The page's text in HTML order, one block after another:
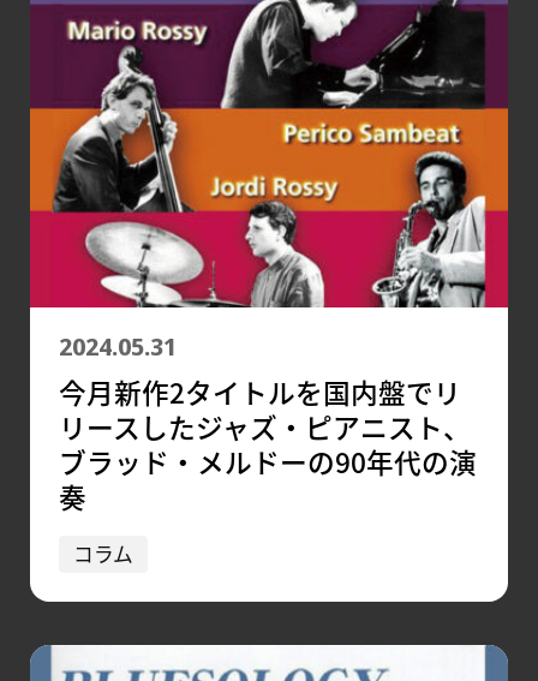
2024.05.31
今月新作2タイトルを国内盤でリ
リースしたジャズ・ピアニスト、
ブラッド・メルドーの90年代の演
奏
コラム